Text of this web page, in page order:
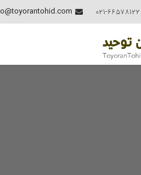
021-66578122